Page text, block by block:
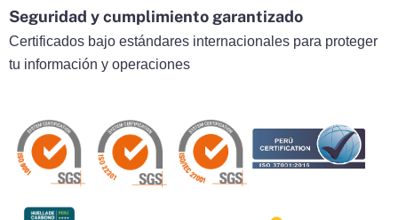
Seguridad y cumplimiento garantizado
Certificados bajo estándares internacionales para proteger
tu información y operaciones